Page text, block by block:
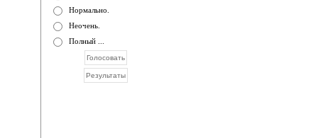
Нормально.
Неочень.
Полный ...